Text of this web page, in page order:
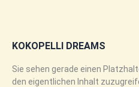
KOKOPELLI DREAMS
Sie sehen gerade einen
den eigentlichen Inhalt